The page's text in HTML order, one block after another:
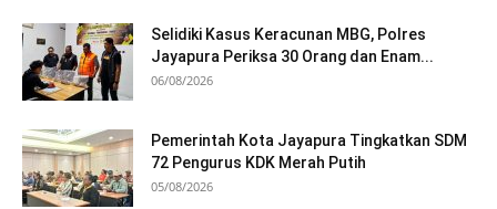
Selidiki Kasus Keracunan MBG, Polres
Jayapura Periksa 30 Orang dan Enam...
06/08/2026
Pemerintah Kota Jayapura Tingkatkan SDM
72 Pengurus KDK Merah Putih
05/08/2026